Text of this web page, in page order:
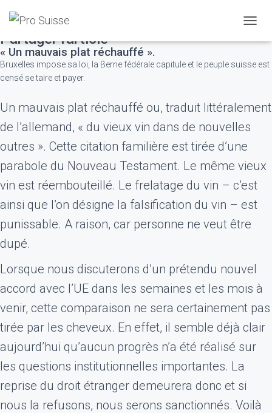
É
L
L
I
A
T
O
Partager l'article
« Un mauvais plat réchauffé ».
Bruxelles impose sa loi, la Berne fédérale capitule et le peuple suisse est
censé se taire et payer.
Un mauvais plat réchauffé ou, traduit littéralement
de l’allemand, « du vieux vin dans de nouvelles
outres ». Cette citation familière est tirée d’une
parabole du Nouveau Testament. Le même vieux
vin est réembouteillé. Le frelatage du vin – c’est
ainsi que l’on désigne la falsification du vin – est
punissable. A raison, car personne ne veut être
dupé.
Lorsque nous discuterons d’un prétendu nouvel
accord avec l’UE dans les semaines et les mois à
venir, cette comparaison ne sera certainement pas
tirée par les cheveux. En effet, il semble déjà clair
aujourd’hui qu’aucun progrès n’a été réalisé sur
les questions institutionnelles importantes. La
reprise du droit étranger demeurera donc et si
nous la refusons, nous serons sanctionnés. Voilà